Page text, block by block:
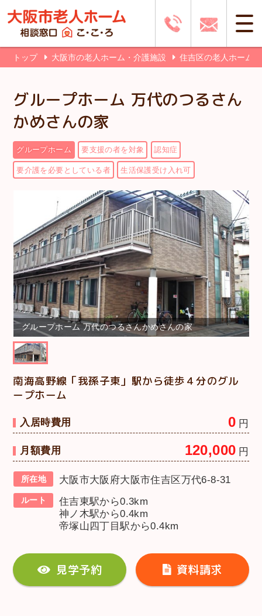
トップ 大阪市の老人ホーム・介護施設 住吉区の老人ホーム
グループホーム 万代のつるさん
かめさんの家
グループホーム 要支援の者を対象 認知症
要介護を必要としている者 生活保護受け入れ可
グループホーム 万代のつるさんかめさんの家
南海高野線「我孫子東」駅から徒歩４分のグル
ープホーム
入居時費用 0 円
月額費用 120,000 円
所在地 大阪市大阪府大阪市住吉区万代6-8-31
ルート
住吉東駅から0.3km
神ノ木駅から0.4km
帝塚山四丁目駅から0.4km
見学予約 資料請求